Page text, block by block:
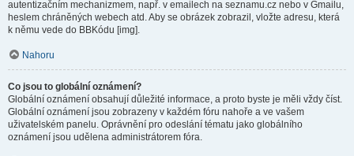
autentizačním mechanizmem, např. v emailech na seznamu.cz nebo v Gmailu,
heslem chráněných webech atd. Aby se obrázek zobrazil, vložte adresu, která
k němu vede do BBKódu [img].
Nahoru
Co jsou to globální oznámení?
Globální oznámení obsahují důležité informace, a proto byste je měli vždy číst.
Globální oznámení jsou zobrazeny v každém fóru nahoře a ve vašem
uživatelském panelu. Oprávnění pro odeslání tématu jako globálního
oznámení jsou udělena administrátorem fóra.